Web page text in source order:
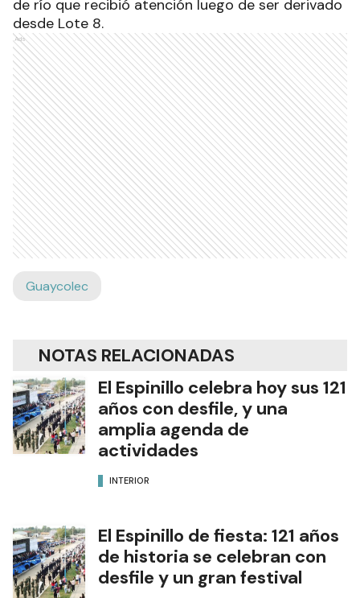
de río que recibió atención luego de ser derivado
desde Lote 8.
Ads
Guaycolec
NOTAS RELACIONADAS
El Espinillo celebra hoy sus 121
años con desfile, y una
amplia agenda de
actividades
INTERIOR
El Espinillo de fiesta: 121 años
de historia se celebran con
desfile y un gran festival